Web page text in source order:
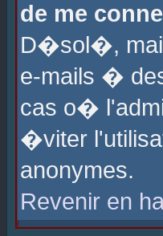
de me
D�sol�,
e-mails �
cas o�
�viter
anonymes.
Revenir en